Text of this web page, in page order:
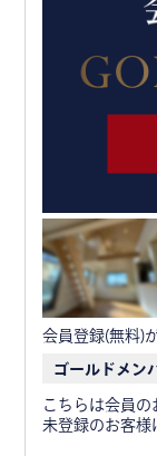
会員登録(無料)
ゴールドメン
こちらは会員の
未登録のお客様